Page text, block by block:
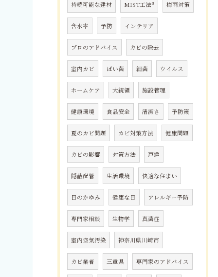
持続可能な建材 MIST工法® 梅雨対策
含水率 予防 インテリア
プロのアドバイス カビの除去
室内カビ ばい菌 細菌 ウイルス
ホームケア 大統領 施設管理
健康環境 食品安全 清潔さ 予防策
夏のカビ問題 カビ対策方法 健康問題
カビの影響 対策方法 戸建
隠蔽配管 生活環境 快適な住まい
目のかゆみ 健康な目 アレルギー予防
専門家相談 生物学 真菌症
室内空気汚染 神奈川県川崎市
カビ業者 三重県 専門家のアドバイス